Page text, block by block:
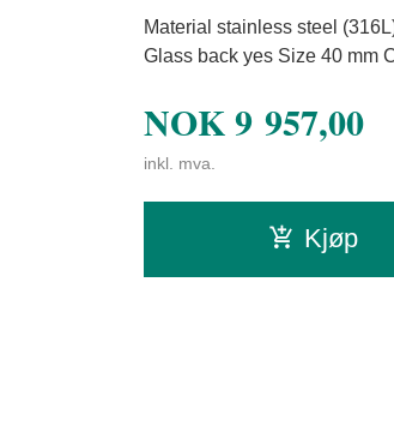
Material stainless steel
Glass back yes Size 40 mm
NOK9 957,00
inkl. mva.
Kjøp